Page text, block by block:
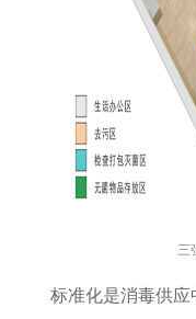
三
标准化是消毒供